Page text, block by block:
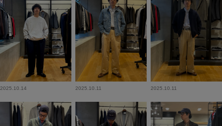
2025.10.14 2025.10.11 2025.10.11